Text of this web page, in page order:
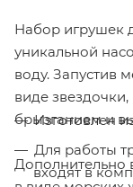
Набор игрушек
уникальной
воду. Запустив
виде
брызганием и
Дополнительно
Изготовлен
Для работы
входят в